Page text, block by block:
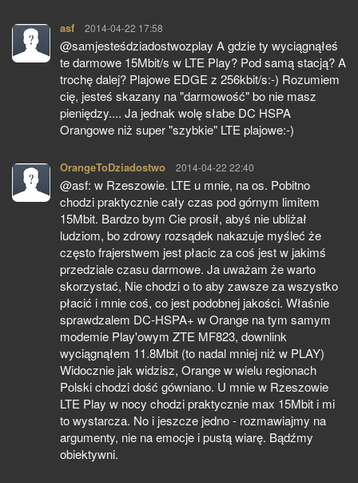
asf pisze:
2014-04-22 17:58
@samjesteśdziadostwozplay A gdzie ty wyciągnąłeś
te darmowe 15Mbit/s w LTE Play? Pod samą stacją? A
trochę dalej? Plajowe EDGE z 256kbit/s:-) Rozumiem
cię, jesteś skazany na "darmowość" bo nie masz
pieniędzy.... Ja jednak wolę słabe DC HSPA
Orangowe niż super "szybkie" LTE plajowe:-)
OrangeToDziadostwo pisze:
2014-04-22 22:40
@asf: w Rzeszowie. LTE u mnie, na os. Pobitno
chodzi praktycznie cały czas pod górnym limitem
15Mbit. Bardzo bym Cie prosił, abyś nie ubliżał
ludziom, bo zdrowy rozsądek nakazuje myśleć że
często frajerstwem jest płacic za coś jest w jakimś
przedziale czasu darmowe. Ja uważam że warto
skorzystać, Nie chodzi o to aby zawsze za wszystko
płacić i mnie coś, co jest podobnej jakości. Właśnie
sprawdzalem DC-HSPA+ w Orange na tym samym
modemie Play'owym ZTE MF823, downlink
wyciągnąłem 11.8Mbit (to nadal mniej niż w PLAY)
Widocznie jak widzisz, Orange w wielu regionach
Polski chodzi dość gówniano. U mnie w Rzeszowie
LTE Play w nocy chodzi praktycznie max 15Mbit i mi
to wystarcza. No i jeszcze jedno - rozmawiajmy na
argumenty, nie na emocje i pustą wiarę. Bądźmy
obiektywni.